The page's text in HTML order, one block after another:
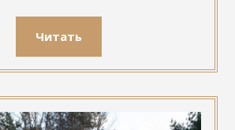
Читать